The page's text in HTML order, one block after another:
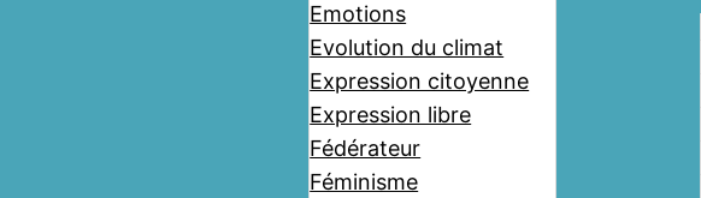
Emotions
Evolution du climat
Expression citoyenne
Expression libre
Fédérateur
Féminisme